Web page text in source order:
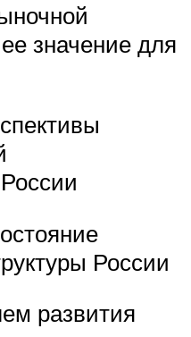
значение для
России
развития